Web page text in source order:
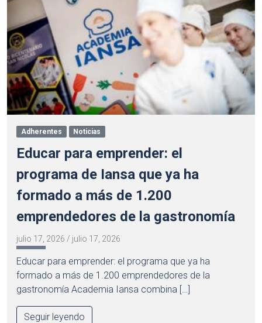
Adherentes Noticias
Educar para emprender: el
programa de Iansa que ya ha
formado a más de 1.200
emprendedores de la gastronomía
julio 17, 2026 / julio 17, 2026
Educar para emprender: el programa que ya ha
formado a más de 1.200 emprendedores de la
gastronomía Academia Iansa combina […]
Seguir leyendo